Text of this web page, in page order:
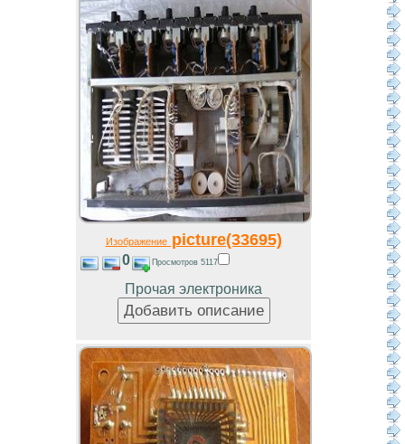
Изображениеpicture(33695)
0 Просмотров 5117
Прочая электроника